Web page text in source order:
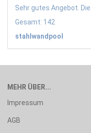
Sehr gutes Angebot.
Gesamt: 142
stahlwandpool
MEHR ÜBER...
Impressum
AGB